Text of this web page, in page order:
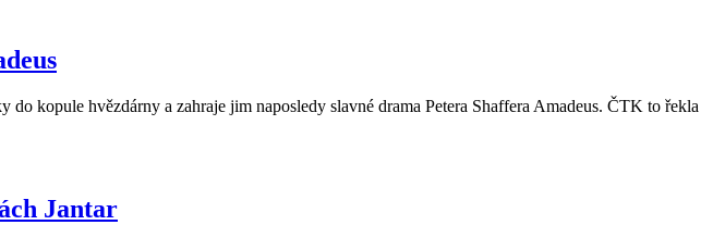
kopule hvězdárny a zahraje jim naposledy slavné drama Petera Shaffera Amadeus. ČTK to řekla
Jantar